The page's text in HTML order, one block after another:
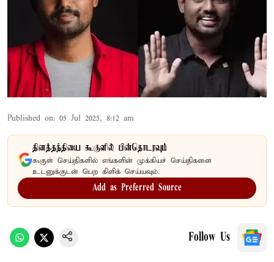
Published on: 05 Jul 2025, 8:12 am
தினத்தந்தியை கூகுளில் பின்தொடரவும்
கூகுள் செய்திகளில் எங்களின் முக்கியச் செய்திகளை
உடனுக்குடன் பெற கிளிக் செய்யவும்.
Add as Preferred Source
Follow Us